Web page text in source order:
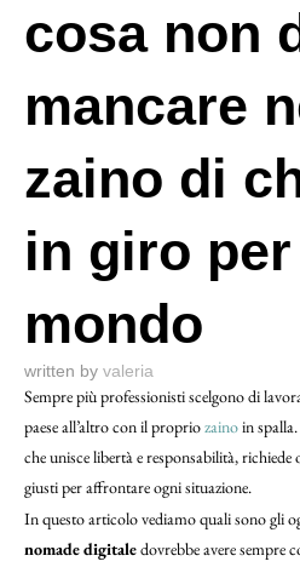
cosa non
mancare
zaino di
in giro
mondo
written by valeria
Sempre più professionisti scelgono di
paese all’altro con il propriozainoin
che unisce libertà e responsabilità,
giusti per affrontare ogni situazione.
In questo articolo vediamo quali sono gli
nomade digitaledovrebbe avere sempre